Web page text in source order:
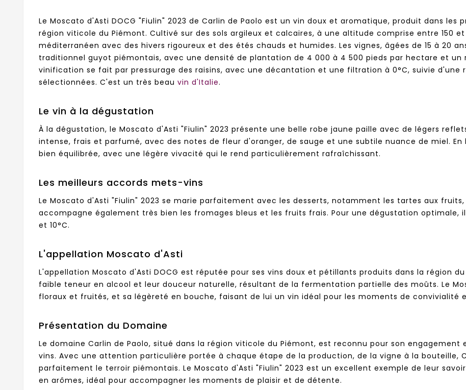
Le Moscato d'Asti DOCG "Fiulin" 2023 de Carlin de Paolo est un vin doux et aromatique, produit dans
région viticole du Piémont. Cultivé sur des sols argileux et calcaires, à une altitude comprise entre 150
méditerranéen avec des hivers rigoureux et des étés chauds et humides. Les vignes, âgées de 15 à 20
traditionnel guyot piémontais, avec une densité de plantation de 4 000 à 4 500 pieds par hectare et un
vinification se fait par pressurage des raisins, avec une décantation et une filtration à 0°C, suivie d'une
sélectionnées. C'est un très beau vin d'Italie.
Le vin à la dégustation
À la dégustation, le Moscato d'Asti "Fiulin" 2023 présente une belle robe jaune paille avec de légers
intense, frais et parfumé, avec des notes de fleur d'oranger, de sauge et une subtile nuance de miel.
bien équilibrée, avec une légère vivacité qui le rend particulièrement rafraîchissant.
Les meilleurs accords mets-vins
Le Moscato d'Asti "Fiulin" 2023 se marie parfaitement avec les desserts, notamment les tartes aux
accompagne également très bien les fromages bleus et les fruits frais. Pour une dégustation optimale,
et 10°C.
L'appellation Moscato d'Asti
L'appellation Moscato d'Asti DOCG est réputée pour ses vins doux et pétillants produits dans la région
faible teneur en alcool et leur douceur naturelle, résultant de la fermentation partielle des moûts. Le
floraux et fruités, et sa légèreté en bouche, faisant de lui un vin idéal pour les moments de convivialité
Présentation du Domaine
Le domaine Carlin de Paolo, situé dans la région viticole du Piémont, est reconnu pour son
vins. Avec une attention particulière portée à chaque étape de la production, de la vigne à la bouteille,
parfaitement le terroir piémontais. Le Moscato d'Asti "Fiulin" 2023 est un excellent exemple de leur
en arômes, idéal pour accompagner les moments de plaisir et de détente.